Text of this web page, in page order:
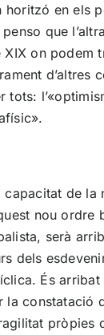
horitzó en els
que
XIX on podem
d’altres
tots:
capacitat de la
nou ordre
serà
dels
És
la constatació
pròpies